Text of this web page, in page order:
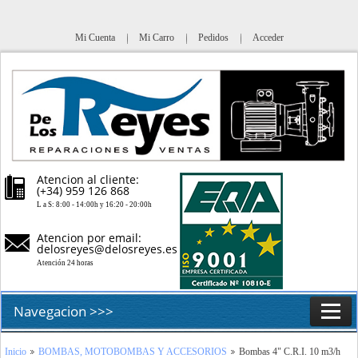
Mi Cuenta Mi Carro Pedidos Acceder
Atencion al cliente:
(+34) 959 126 868
L a S: 8:00 - 14:00h y 16:20 - 20:00h
Atencion por email:
delosreyes@delosreyes.es
Atención 24 horas
Navegacion >>>
Inicio
Inicio
BOMBAS, MOTOBOMBAS Y ACCESORIOS
Bombas 4" C.R.I. 10 m3/h